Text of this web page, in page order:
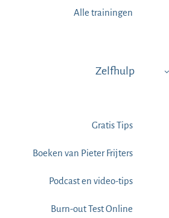
Alle trainingen
Zelfhulp
Gratis Tips
Boeken van Pieter Frijters
Podcast en video-tips
Burn-out Test Online